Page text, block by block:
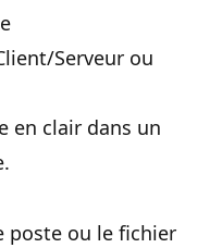
Serveur ou
en clair dans un
poste ou le fichier